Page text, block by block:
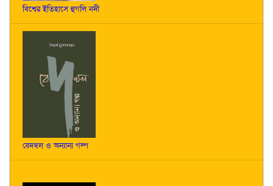
বিশ্বের ইতিহাসে হুগলি নদী
বেদখল ও অন্যান্য গল্প